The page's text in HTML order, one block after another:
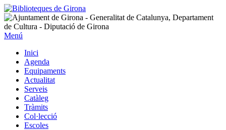
Menú
Inici
Agenda
Equipaments
Actualitat
Serveis
Catàleg
Tràmits
Col·lecció
Escoles